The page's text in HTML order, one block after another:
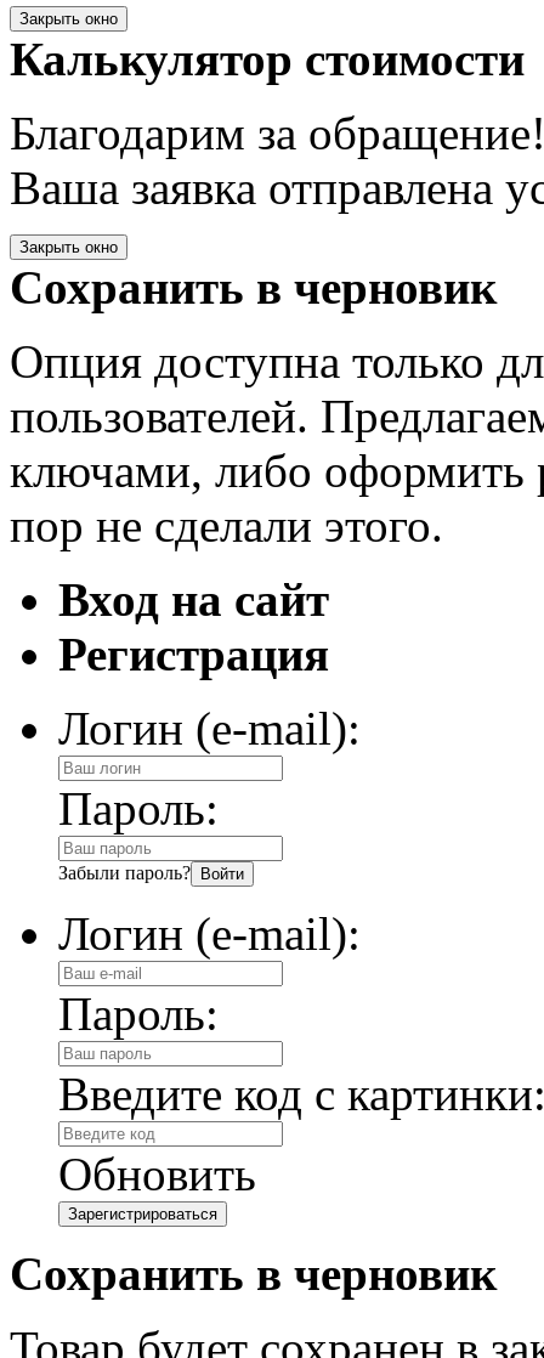
Закрыть окно
Калькулятор стоимости
Благодарим за
Ваша заявка отправлена
Закрыть окно
Сохранить в черновик
Опция доступна только
пользователей.
ключами, либо оформить
пор не сделали этого.
Вход на сайт
Регистрация
Логин (e-mail):
Пароль:
Забыли пароль?
Логин (e-mail):
Пароль:
Введите код с
Обновить
Сохранить в черновик
Товар будет сохранен в